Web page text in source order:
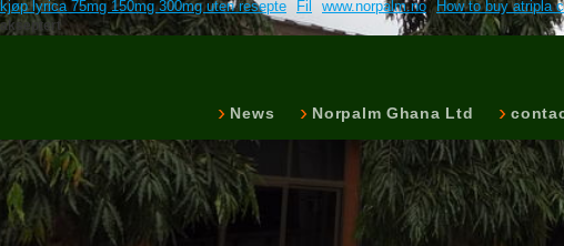
kjøp lyrica 75mg 150mg 300mg uten resepte Fil www.norpalm.no How to buy atripla
akseptert
News Norpalm Ghana Ltd